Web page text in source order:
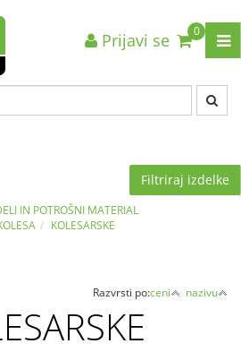
0
Prijavi se
Filtriraj izdelke
IN POTROŠNI MATERIAL
KOLESARSKE
Razvrsti po:ceni nazivu